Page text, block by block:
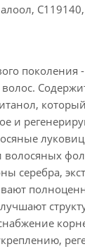
поколения -
волос.
который
и
волосяных
серебра,